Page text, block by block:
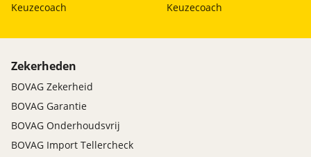
Keuzecoach
Keuzecoach
Zekerheden
BOVAG Zekerheid
BOVAG Garantie
BOVAG Onderhoudsvrij
BOVAG Import Tellercheck